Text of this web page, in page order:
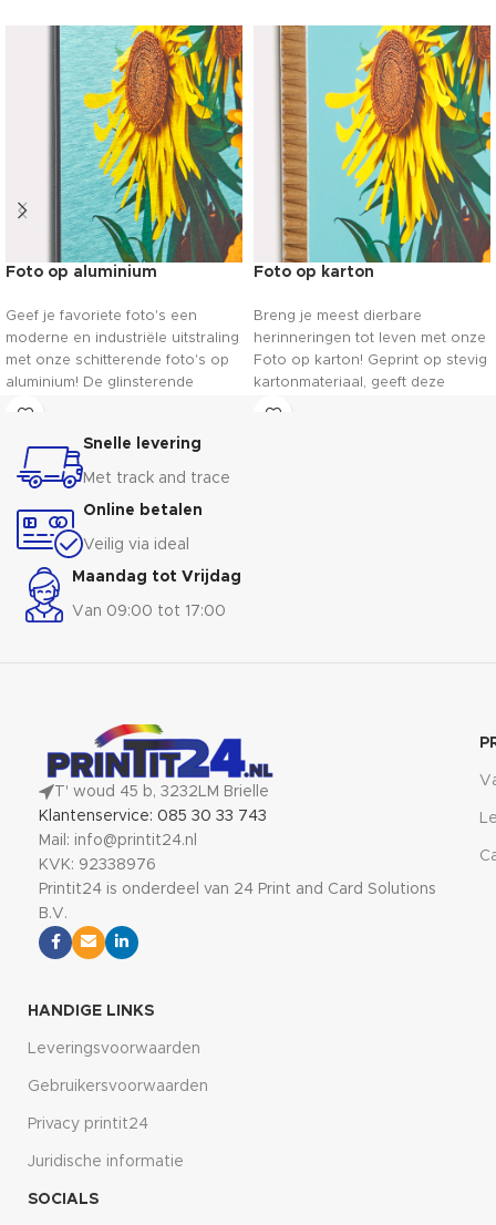
Foto op aluminium
Geef je favoriete foto's een
moderne en industriële uitstraling
met onze schitterende foto's op
aluminium! De glinsterende
afwerking en duurzame
prachtig kunstwerk aan je muur.
Kies voor een unieke presentatie
van je herinneringen met onze
opwindende foto's op aluminium!
Foto op karton
Breng je meest dierbare
herinneringen tot leven met onze
Foto op karton! Geprint op stevig
kartonmateriaal, geeft deze
unieke print een vintage touch
Snelle levering
Met track and trace
Online betalen
Veilig via ideal
Maandag tot Vrijdag
Van 09:00 tot 17:00
T' woud 45 b, 3232LM Brielle
Klantenservice: 085 30 33 743
Mail: info@printit24.nl
KVK: 92338976
Printit24 is onderdeel van 24 Print and Card Solutions
B.V.
HANDIGE LINKS
Leveringsvoorwaarden
Gebruikersvoorwaarden
Privacy printit24
Juridische informatie
SOCIALS